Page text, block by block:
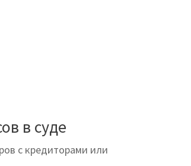
в суде
с кредиторами или